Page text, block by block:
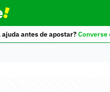
ajuda antes de apostar?Converse